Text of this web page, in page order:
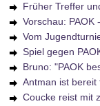
Früher Treffer
Vorschau: PAOK
Vom
Spiel gegen
Bruno: "PAOK
Antman ist bereit
Coucke reist mit